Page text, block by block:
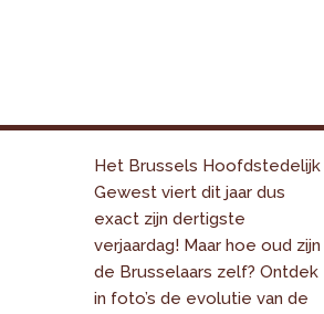
Het Brussels Hoofdstedelijk
Gewest viert dit jaar dus
exact zijn dertigste
verjaardag! Maar hoe oud zijn
de Brusselaars zelf? Ontdek
in foto’s de evolutie van de